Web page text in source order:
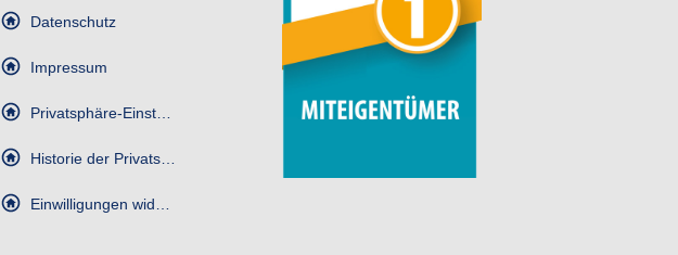
Datenschutz
Impressum
Privatsphäre-Einstellungen ändern
Historie der Privatsphäre-Einstellungen
Einwilligungen widerrufen